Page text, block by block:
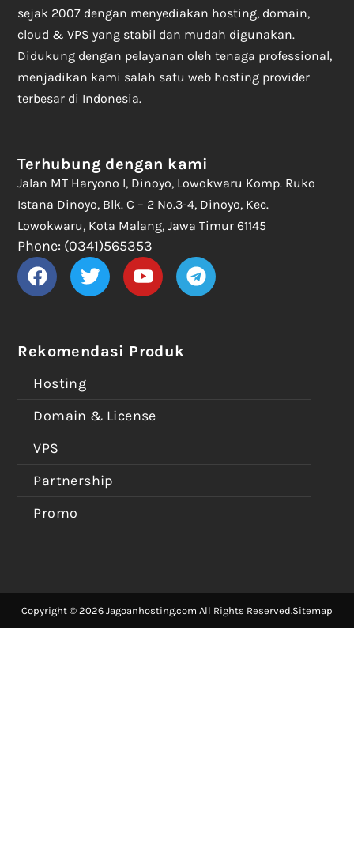
sejak 2007 dengan menyediakan hosting, domain,
cloud & VPS yang stabil dan mudah digunakan.
Didukung dengan pelayanan oleh tenaga professional,
menjadikan kami salah satu web hosting provider
terbesar di Indonesia.
Rekomendasi Produk
Hosting
Domain & License
VPS
Partnership
Promo
Terhubung dengan kami
Jalan MT Haryono I, Dinoyo, Lowokwaru Komp. Ruko
Istana Dinoyo, Blk. C – 2 No.3-4, Dinoyo, Kec.
Lowokwaru, Kota Malang, Jawa Timur 61145
Phone: (0341)565353
Copyright © 2026 Jagoanhosting.com All Rights Reserved.Sitemap